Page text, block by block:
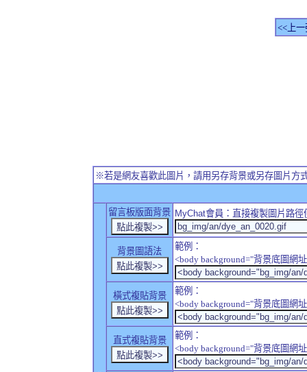
<<上一
※若是網友喜歡此圖片，請用另存背景或另存圖片方
留言板版面背景 MyChat會員：直接複製圖片路
背景圖語法
範例：
<body background="背景底圖網
橫式複貼背景
範例：
<body background="背景底圖網
直式複貼背景
範例：
<body background="背景底圖網